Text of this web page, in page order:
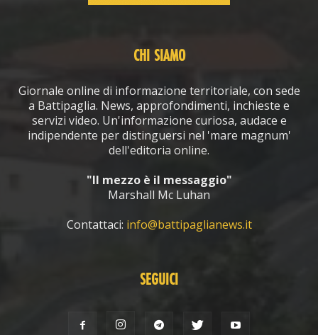
CHI SIAMO
Giornale online di informazione territoriale, con sede
a Battipaglia. News, approfondimenti, inchieste e
servizi video. Un'informazione curiosa, audace e
indipendente per distinguersi nel 'mare magnum'
dell'editoria online.
"Il mezzo è il messaggio"
Marshall Mc Luhan
Contattaci: info@battipaglianews.it
SEGUICI